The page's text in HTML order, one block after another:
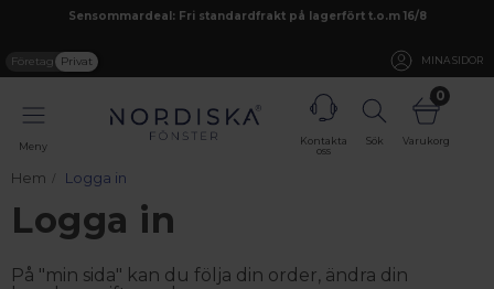
Sensommardeal: Fri standardfrakt på lagerfört t.o.m 16/8
Företag Privat MINA SIDOR
Meny
Kontakta
oss
Sök
0
Varukorg
Hem Logga in
Logga in
På "min sida" kan du följa din order, ändra din